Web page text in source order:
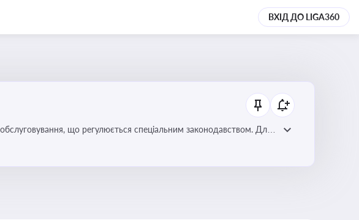
ВХІД ДО LIGA360
що регулюється спеціальним законодавством. Для
реєстрах і забезпечення прав споживачів.